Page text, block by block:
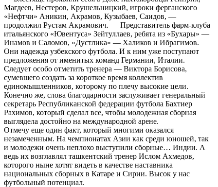
Магдеев, Нестеров, Крушельницкий, игроки ферганского
«Нефтчи» Аникин, Акрамов, Кузыбаев, Саидов, —
продолжил Рустам Акрамович. — Представитель фарм-клуба
итальянского «Ювентуса» Зейтуллаев, ребята из «Бухары» —
Инамов и Саломов, «Дустлика» — Халиков и Ибрагимов.
Они надежда узбекского футбола. И к ним уже поступают
предложения от именитых команд Германии, Италии.
Следует особо отметить тренера — Виктора Борисова,
сумевшего создать за короткое время коллектив
единомышленников, которому по плечу высокие цели.
Конечно же, слова благодарности заслуживает генеральный
секретарь Республиканской федерации футбола Бахтиер
Рахимов, который сделал все, чтобы молодежная сборная
выглядела достойно на международной арене.
Отмечу еще один факт, который многими оказался
незамеченным. На чемпионатах Азии как среди юношей, так
и молодежи очень неплохо выступили сборные… Индии. А
ведь их возглавлял ташкентский тренер Ислом Ахмедов,
которого ныне хотят видеть в качестве наставника
национальных сборных в Катаре и Сирии. Высок у нас
футбольный потенциал.